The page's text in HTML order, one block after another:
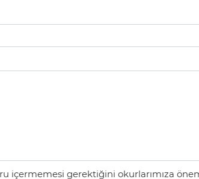
içermemesi gerektiğini okurlarımıza